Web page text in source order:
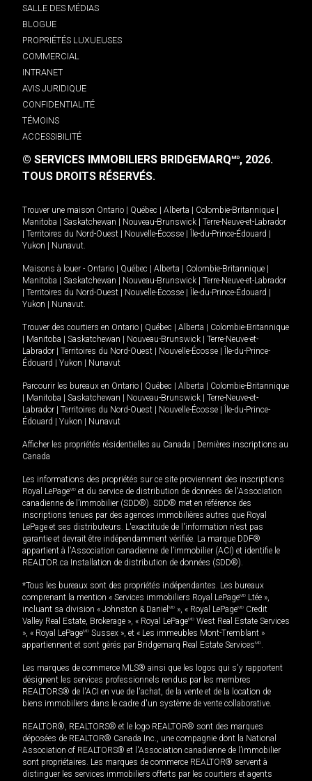
SALLE DES MÉDIAS
BLOGUE
PROPRIÉTÉS LUXUEUSES
COMMERCIAL
INTRANET
AVIS JURIDIQUE
CONFIDENTIALITÉ
TÉMOINS
ACCESSIBILITÉ
© SERVICES IMMOBILIERS BRIDGEMARQMD, 2026.
TOUS DROITS RÉSERVÉS.
Trouver une maison Ontario Québec Alberta Colombie-Britannique
Manitoba
Saskatchewan Nouveau-Brunswick
Terre-Neuve-et-Labrador
Territoires du Nord-Ouest Nouvelle-Écosse Île-du-Prince-Édouard
Yukon
Nunavut.
Maisons à louer - Ontario Québec Alberta Colombie-Britannique
Manitoba
Saskatchewan Nouveau-Brunswick
Terre-Neuve-et-Labrador
Territoires du Nord-Ouest Nouvelle-Écosse Île-du-Prince-Édouard
Yukon
Nunavut.
Trouver des courtiers en Ontario Québec Alberta
Colombie-Britannique
Manitoba Saskatchewan Nouveau-Brunswick
Terre-Neuve-et-
Labrador
Territoires du Nord-Ouest Nouvelle-Écosse
Île-du-Prince-
Édouard
Yukon Nunavut
Parcourir les bureaux en Ontario Québec Alberta
Colombie-Britannique
Manitoba Saskatchewan Nouveau-Brunswick
Terre-Neuve-et-
Labrador
Territoires du Nord-Ouest Nouvelle-Écosse
Île-du-Prince-
Édouard
Yukon Nunavut
Afficher les propriétés résidentielles au Canada
Dernières inscriptions au
Canada
Les informations des propriétés sur ce site proviennent des inscriptions
Royal LePageMD et du service de distribution de données de l'Association
canadienne de l’immobilier (SDD®). SDD® met en référence des
inscriptions tenues par des agences immobilières autres que Royal
LePage et ses distributeurs. L'exactitude de l'information n'est pas
garantie et devrait être indépendamment vérifiée. La marque DDF®
appartient à l'Association canadienne de l’immobilier (ACI) et identifie le
REALTOR.ca Installation de distribution de données (SDD®).
*Tous les bureaux sont des propriétés indépendantes. Les bureaux
comprenant la mention « Services immobiliers Royal LePageMD Ltée »,
incluant sa division « Johnston & Daniel MD », « Royal LePageMD Credit
Valley Real Estate, Brokerage », « Royal LePageMD West Real Estate Services
», « Royal LePageMD Sussex », et « Les immeubles Mont-Tremblant »
appartiennent et sont gérés par Bridgemarq Real Estate ServicesMD.
Les marques de commerce MLS® ainsi que les logos qui s'y rapportent
désignent les services professionnels rendus par les membres
REALTORS® de l'ACI en vue de l'achat, de la vente et de la location de
biens immobiliers dans le cadre d'un système de vente collaborative.
REALTOR®, REALTORS® et le logo REALTOR® sont des marques
déposées de REALTOR® Canada Inc., une compagnie dont la National
Association of REALTORS® et l'Association canadienne de l’immobilier
sont propriétaires. Les marques de commerce REALTOR® servent à
distinguer les services immobiliers offerts par les courtiers et agents